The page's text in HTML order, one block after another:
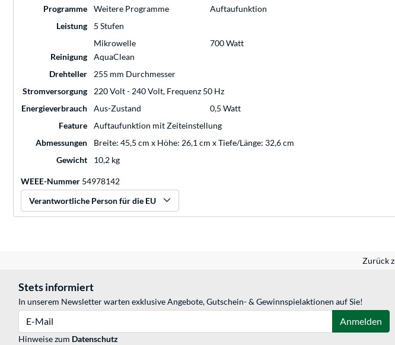
Programme
Weitere Programme
Auftaufunktion
Leistung
5 Stufen
Mikrowelle
700 Watt
Reinigung
AquaClean
Drehteller
255 mm Durchmesser
Stromversorgung
220 Volt - 240 Volt, Frequenz 50 Hz
Energieverbrauch
Aus-Zustand
0,5 Watt
Feature
Auftaufunktion mit Zeiteinstellung
Abmessungen
Breite: 45,5 cm x Höhe: 26,1 cm x Tiefe/Länge: 32,6 cm
Gewicht
10,2 kg
WEEE-Nummer 54978142
Verantwortliche Person für die EU
Zurück
Stets informiert
In unserem Newsletter warten exklusive Angebote, Gutschein- & Gewinnspielaktionen auf Sie!
Anmelden
Hinweise zum Datenschutz